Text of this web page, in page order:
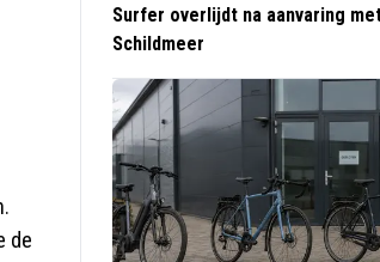
de
Surfer overlijdt na aanvaring
Schildmeer